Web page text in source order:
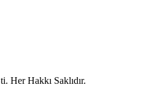
Her Hakkı Saklıdır.